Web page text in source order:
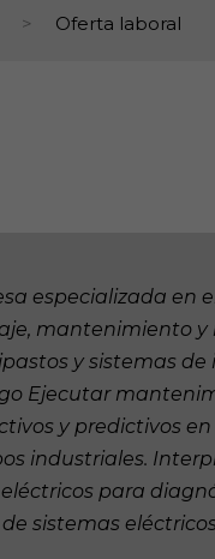
> Oferta laboral
especializada en
mantenimiento y
y sistemas de
Ejecutar
y predictivos
industriales.
para
sistemas